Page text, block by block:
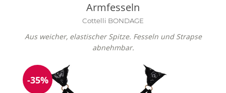
Armfesseln
Cottelli BONDAGE
Aus weicher, elastischer Spitze. Fesseln und Strapse
abnehmbar.
Reduzierung
-35%